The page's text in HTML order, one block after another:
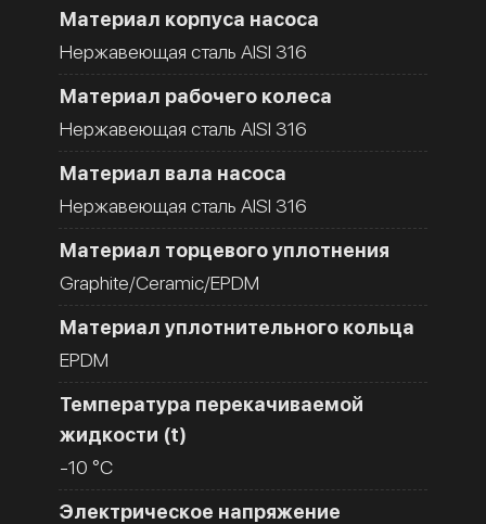
Материал корпуса насоса
Нержавеющая сталь AISI 316
Материал рабочего колеса
Нержавеющая сталь AISI 316
Материал вала насоса
Нержавеющая сталь AISI 316
Материал торцевого уплотнения
Graphite/Ceramic/EPDM
Материал уплотнительного кольца
EPDM
Температура перекачиваемой
жидкости (t)
-10 °C
Электрическое напряжение